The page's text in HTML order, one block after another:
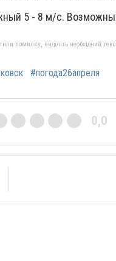
5 - 8 м/с.
помилку, виділіть необхідний
#погода26апреля
0,0